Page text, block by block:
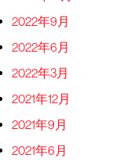
2022年9月
2022年6月
2022年3月
2021年12月
2021年9月
2021年6月